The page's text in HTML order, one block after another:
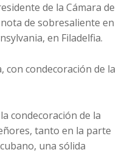
de la Cámara de
de sobresaliente en
en Filadelfia.
con condecoración de la
condecoración de la
tanto en la parte
una sólida